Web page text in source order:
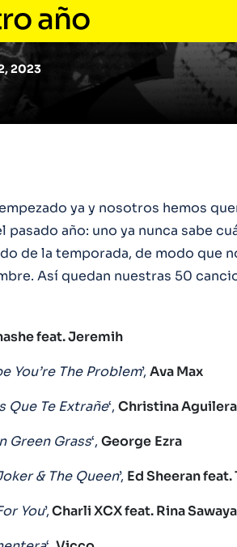
año
2023
ya y nosotros hemos
pasado año: uno ya nunca sabe
de la temporada, de modo que
Así quedan nuestras 50
feat. Jeremih
You’re The Problem’, Ava Max
Que Te Extrañe‘, Christina Aguilera
Green Grass‘, George Ezra
& The Queen’, Ed Sheeran
You’,Charli XCX feat. Rina